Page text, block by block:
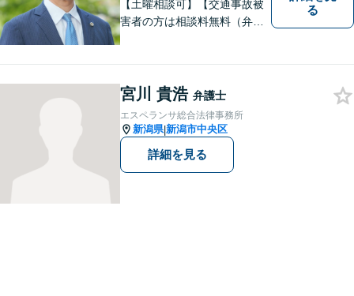
【土曜相談可】【交通事故被
害者の方は相談料無料（弁護
無料】
る
宮川 貴浩 弁護士
エスペランサ総合法律事務所
新潟県|新潟市中央区
詳細を見る